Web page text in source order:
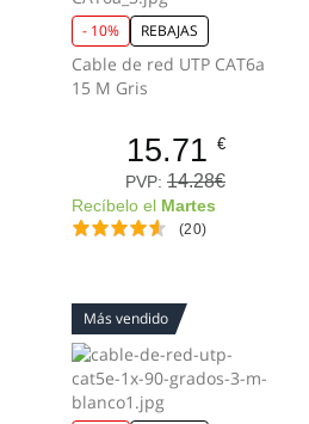
- 10% REBAJAS
Cable de red UTP CAT6a
15 M Gris
15.71 €
PVP: 14.28€
Recíbelo el Martes
(20)
Más vendido